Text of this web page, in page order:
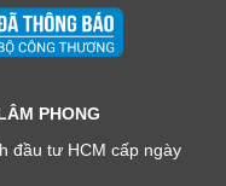
PHONG
đầu tư HCM cấp ngày